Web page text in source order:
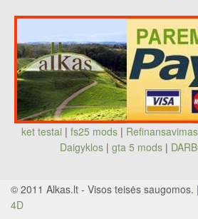
ket testai | fs25 mods| Refinansavimas
Daigyklos| gta 5 mods |
© 2011 Alkas.lt - Visos teisės saugomos. |
4D